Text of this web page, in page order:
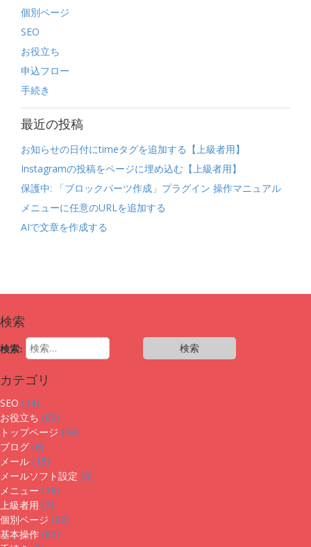
最近の投稿
お知らせの日付にtimeタグを追加する【上級者用】
Instagramの投稿をページに埋め込む【上級者用】
保護中: 「ブロックパーツ作成」プラグイン 操作マニュアル
メニューに任意のURLを追加する
AIで文章を作成する
SEO
お役立ち
個別ページ
手続き
申込フロー
検索
検索:
カテゴリ
SEO (14)
お役立ち (66)
トップページ (26)
ブログ (6)
メール (15)
メールソフト設定 (5)
メニュー (16)
上級者用 (7)
個別ページ (22)
基本操作 (82)